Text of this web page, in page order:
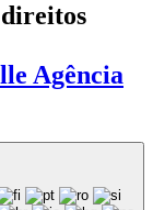
direitos
Agência